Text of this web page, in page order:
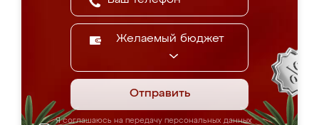
Желаемый бюджет
Отправить
Я соглашаюсь на передачу персональных данных